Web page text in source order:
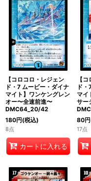
【コロコロ・レジェン
ド・7 ムービー・ダイナ
マイト】ワンケングレン
オー〜全速前進〜
DMC64_20/42
180円(税込)
8点
カートに入れる
【
ド
マイ
サー
80円
17点